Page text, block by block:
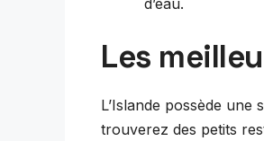
Les
L’Islande possède
trouverez des petits